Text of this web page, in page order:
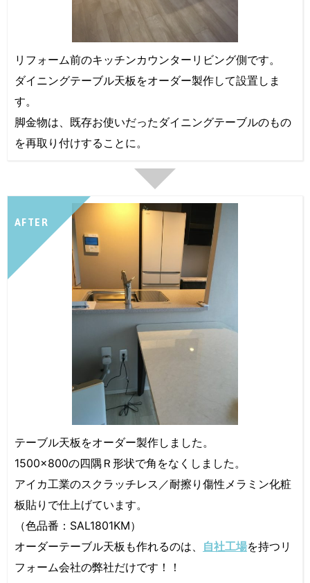
リフォーム前のキッチンカウンターリビング側です。
ダイニングテーブル天板をオーダー製作して設置しま
す。
脚金物は、既存お使いだったダイニングテーブルのもの
を再取り付けすることに。
AFTER
テーブル天板をオーダー製作しました。
1500×800の四隅Ｒ形状で角をなくしました。
アイカ工業のスクラッチレス／耐擦り傷性メラミン化粧
板貼りで仕上げています。
（色品番：SAL1801KM）
オーダーテーブル天板も作れるのは、 自社工場を持つリ
フォーム会社の弊社だけです！！